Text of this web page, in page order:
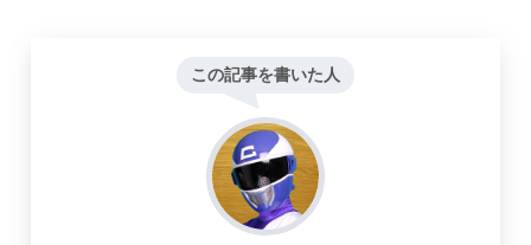
この記事を書いた人